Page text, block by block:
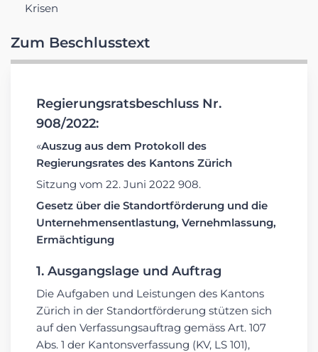
Krisen
Zum Beschlusstext
Regierungsratsbeschluss Nr.
908/2022:
«Auszug aus dem Protokoll des
Regierungsrates des Kantons Zürich
Sitzung vom 22. Juni 2022 908.
Gesetz über die Standortförderung und die
Unternehmensentlastung, Vernehmlassung,
Ermächtigung
1. Ausgangslage und Auftrag
Die Aufgaben und Leistungen des Kantons
Zürich in der Standortförderung stützen sich
auf den Verfassungsauftrag gemäss Art. 107
Abs. 1 der Kantonsverfassung (KV, LS 101),